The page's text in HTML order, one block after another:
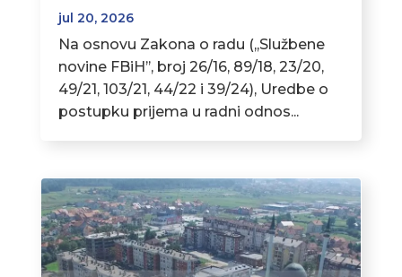
jul 20, 2026
Na osnovu Zakona o radu (,,Službene
novine FBiH’’, broj 26/16, 89/18, 23/20,
49/21, 103/21, 44/22 i 39/24), Uredbe o
postupku prijema u radni odnos...